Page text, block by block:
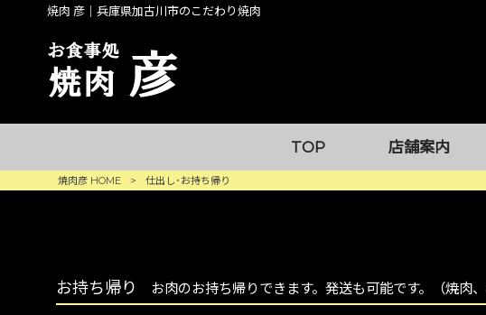
焼肉 彦｜兵庫県加古川市のこだわり焼肉
TOP 店舗案内
焼肉彦 HOME > 仕出し･お持ち帰り
お持ち帰り お肉のお持ち帰りできます。発送も可能です。（焼肉